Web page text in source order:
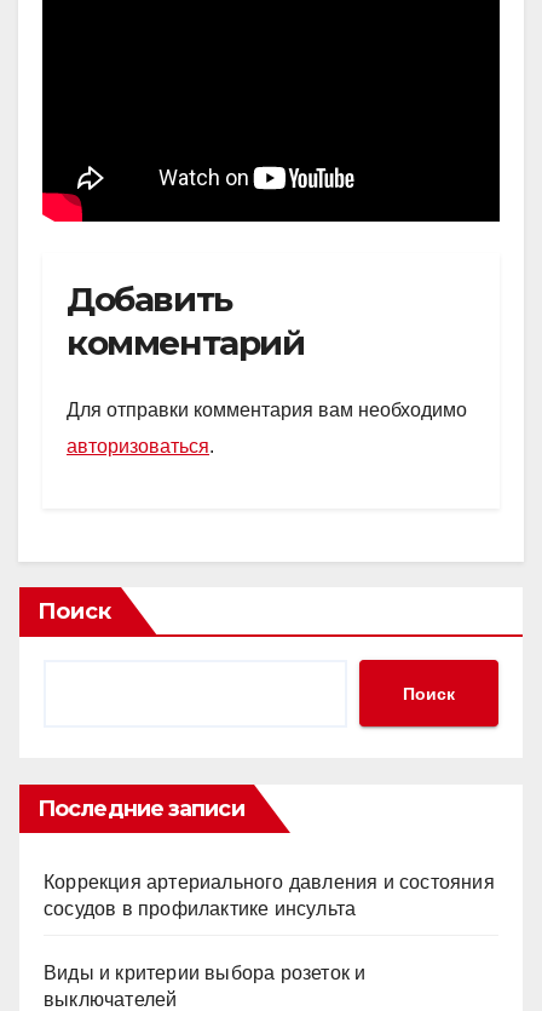
Добавить
комментарий
Для отправки комментария вам необходимо
авторизоваться.
Поиск
Поиск
Последние записи
Коррекция артериального давления и состояния
сосудов в профилактике инсульта
Виды и критерии выбора розеток и
выключателей